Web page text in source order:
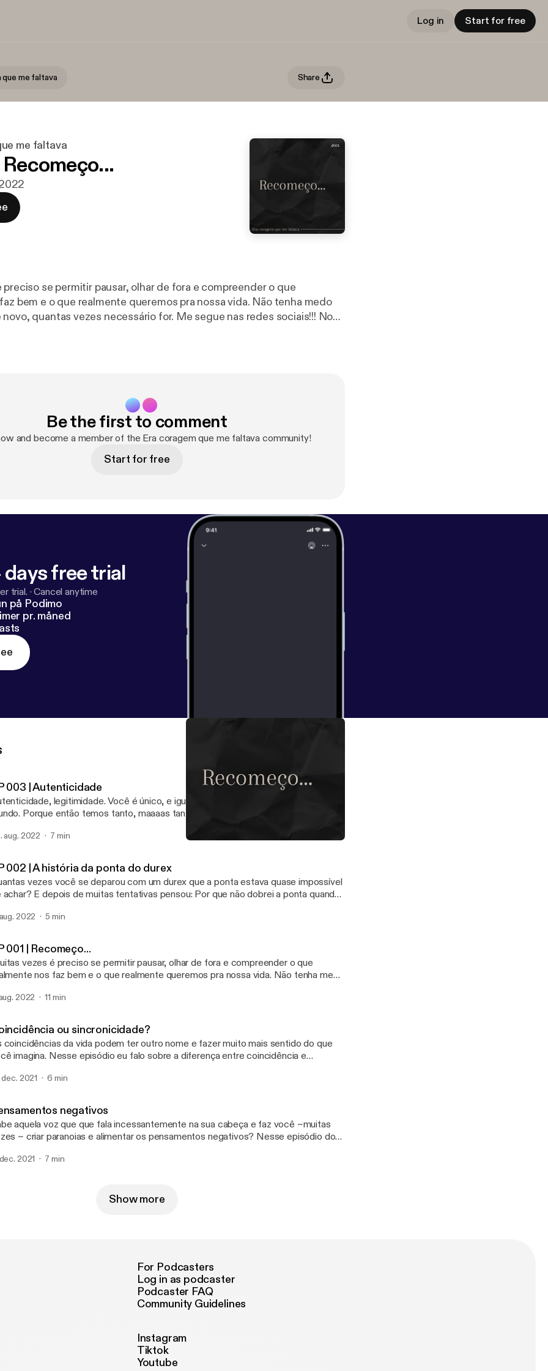
Log in Start for free
que me faltava Share
me faltava
Recomeço...
se permitir pausar, olhar de fora e compreender o que
bem e o que realmente queremos pra nossa vida. Não tenha medo
vezes necessário for. Me segue nas redes sociais!!! No
Be the first to comment
and become a member of the Era coragem que me faltava community!
Start for free
free trial
trial. ·Cancel anytime
på Podimo
pr. måned
003 | Autenticidade
legitimidade. Você é único, e igual a você não há ninguém nesse
Porque então temos tanto, maaaas tanto costume de nos compararmos
nos comparado. Me segue nas redes sociais!!! No instagram: @innspo.cc
aug. 2022 7 min
002 | A história da ponta do durex
vezes você se deparou com um durex que a ponta estava quase impossível
achar? E depois de muitas tentativas pensou: Por que não dobrei a ponta quando
o durex e mesmo sem ter dobrado a pontinha, achou de cara a ponta dele,
002, vou te contar a história da ponta do durex! Me segue nas redes
No Twitter: @beldebatin No Tiktok: @beldebatin
No Pinterest: Isabel Debatin eracoragemquemefaltava@gmail.com
2022 5 min
001 | Recomeço...
vezes é preciso se permitir pausar, olhar de fora e compreender o que
nos faz bem e o que realmente queremos pra nossa vida. Não tenha medo
@innspo.cc No tt: @beldebatin eracoragemquemefaltava@gmail.com
2022 11 min
ou sincronicidade?
coincidências da vida podem ter outro nome e fazer muito mais sentido do que
imagina. Nesse episódio eu falo sobre a diferença entre coincidência e
dec. 2021 6 min
negativos
aquela voz que que fala incessantemente na sua cabeça e faz você ~muitas
~ criar paranoias e alimentar os pensamentos negativos? Nesse episódio dou
2021 7 min
Show more
For Podcasters
Log in as podcaster
Podcaster FAQ
Community Guidelines
Instagram
Tiktok
Youtube